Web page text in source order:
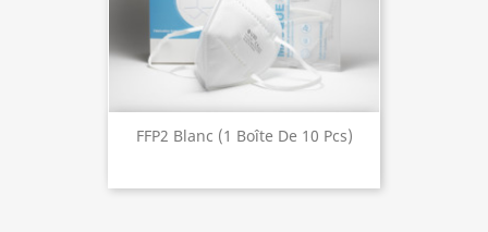
FFP2 Blanc (1 Boîte De 10 Pcs)